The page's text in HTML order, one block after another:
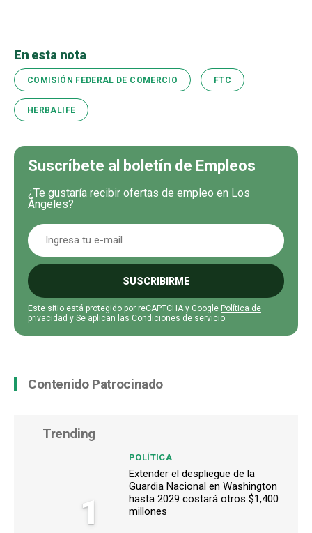
En esta nota
COMISIÓN FEDERAL DE COMERCIO FTC
HERBALIFE
Suscríbete al boletín de Empleos
¿Te gustaría recibir ofertas de empleo en Los
Ángeles?
SUSCRIBIRME
Este sitio está protegido por reCAPTCHA y Google Política de
privacidad y Se aplican las Condiciones de servicio.
Contenido Patrocinado
Trending
1
POLÍTICA
Extender el despliegue de la
Guardia Nacional en Washington
hasta 2029 costará otros $1,400
millones